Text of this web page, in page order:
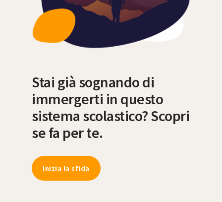
Stai già sognando di
immergerti in questo
sistema scolastico? Scopri
se fa per te.
Inizia la sfida